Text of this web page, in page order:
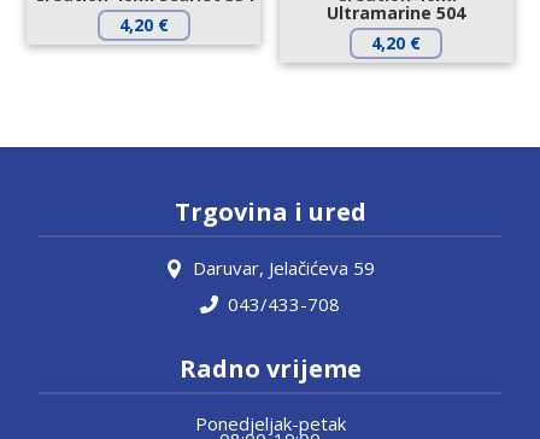
4,20 €
Ultramarine 504
4,20 €
Trgovina i ured
Daruvar, Jelačićeva 59
043/433-708
Radno vrijeme
Ponedjeljak-petak